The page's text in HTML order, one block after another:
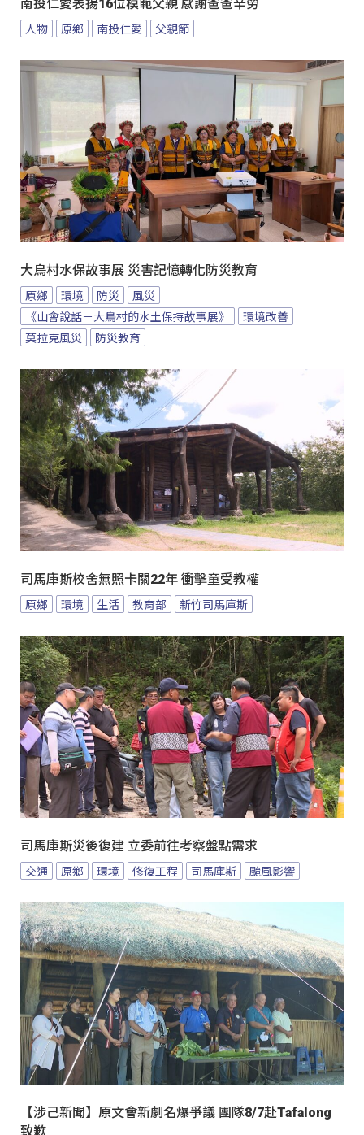
南投仁愛表揚16位模範父親 感謝爸爸辛勞
人物 原鄉 南投仁愛 父親節
大鳥村水保故事展 災害記憶轉化防災教育
原鄉 環境 防災
風災
《山會說話－大鳥村的水土保持故事展》
環境改善
莫拉克風災
防災教育
司馬庫斯校舍無照卡關22年 衝擊童受教權
原鄉 環境 生活 教育部 新竹司馬庫斯
司馬庫斯災後復建 立委前往考察盤點需求
交通 原鄉 環境 修復工程 司馬庫斯 颱風影響
【涉己新聞】原文會新劇名爆爭議 團隊8/7赴Tafalong
致歉